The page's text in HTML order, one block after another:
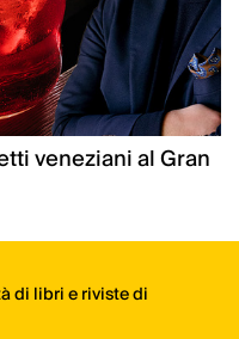
veneziani al Gran
di libri e riviste di